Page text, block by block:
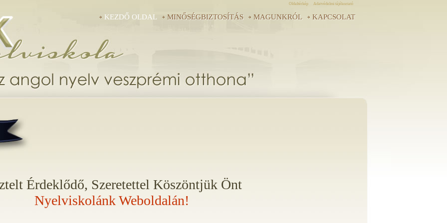
Adatvédelmi tájékoztató
Oldaltérkép
KEZDŐ OLDAL MINŐSÉGBIZTOSÍTÁS MAGUNKRÓL KAPCSOLAT
Érdeklődő, Szeretettel Köszöntjük Önt
Nyelviskolánk Weboldalán!